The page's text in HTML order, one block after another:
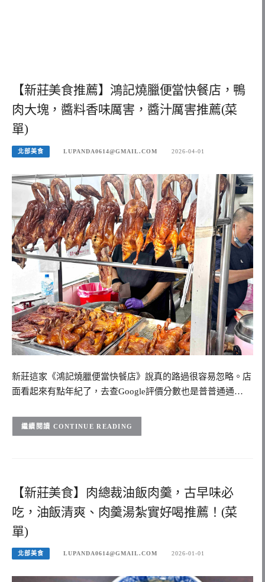
【新莊美食推薦】鴻記燒臘便當快餐店，鴨
肉大塊，醬料香味厲害，醬汁厲害推薦(菜
單)
北部美食 LUPANDA0614@GMAIL.COM 2026-04-01
新莊這家《鴻記燒臘便當快餐店》說真的路過很容易忽略。店
面看起來有點年紀了，去查Google評價分數也是普普通通…
CONTINUE READING
【新莊美食】肉總裁油飯肉羹，古早味必
吃，油飯清爽、肉羹湯紮實好喝推薦！(菜
單)
北部美食 LUPANDA0614@GMAIL.COM 2026-01-01